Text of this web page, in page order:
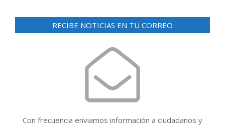
RECIBE NOTICIAS EN TU CORREO
Con frecuencia enviamos información a ciudadanos y